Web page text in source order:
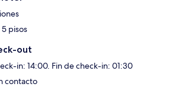
pisos
out
in: 14:00. Fin de check-in: 01:30
contacto